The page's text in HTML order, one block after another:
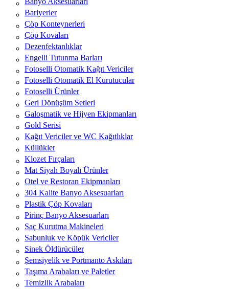
Bariyerler
Çöp Konteynerleri
Çöp Kovaları
Dezenfektanlıklar
Engelli Tutunma Barları
Fotoselli Otomatik Kağıt Vericiler
Fotoselli Otomatik El Kurutucular
Fotoselli Ürünler
Geri Dönüşüm Setleri
Galoşmatik ve Hijyen Ekipmanları
Gold Serisi
Kağıt Vericiler ve WC Kağıtlıklar
Küllükler
Klozet Fırçaları
Mat Siyah Boyalı Ürünler
Otel ve Restoran Ekipmanları
304 Kalite Banyo Aksesuarları
Plastik Çöp Kovaları
Pirinç Banyo Aksesuarları
Saç Kurutma Makineleri
Sabunluk ve Köpük Vericiler
Sinek Öldürücüler
Şemsiyelik ve Portmanto Askıları
Taşıma Arabaları ve Paletler
Temizlik Arabaları